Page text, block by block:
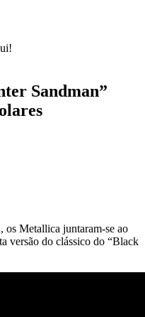
Sandman”
os Metallica juntaram-se ao
versão do clássico do “Black